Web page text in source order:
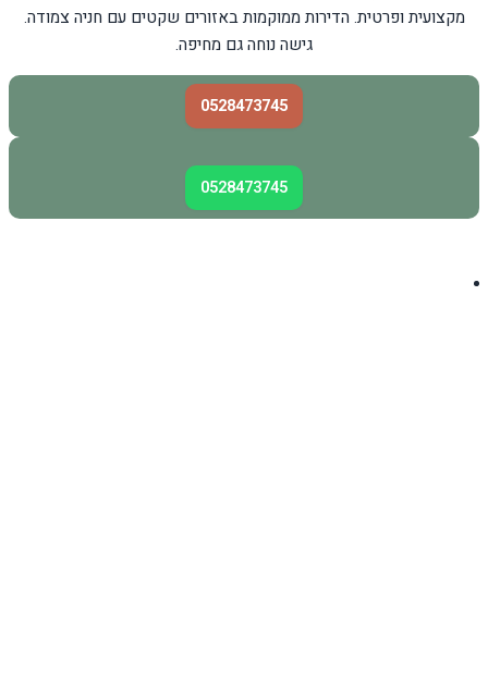
מקצועית ופרטית. הדירות ממוקמות באזורים שקטים עם חניה צמודה.
גישה נוחה גם מחיפה.
0528473745
0528473745